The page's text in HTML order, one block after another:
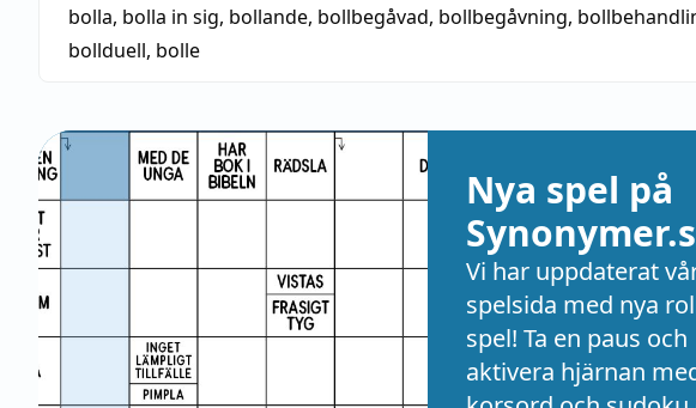
bolla, bolla in sig, bollande, bollbegåvad, bollbegåvning,
bollduell, bolle
Nya spel på
Vi har uppdaterat
spelsida med nya
spel! Ta en paus och
aktivera hjärnan